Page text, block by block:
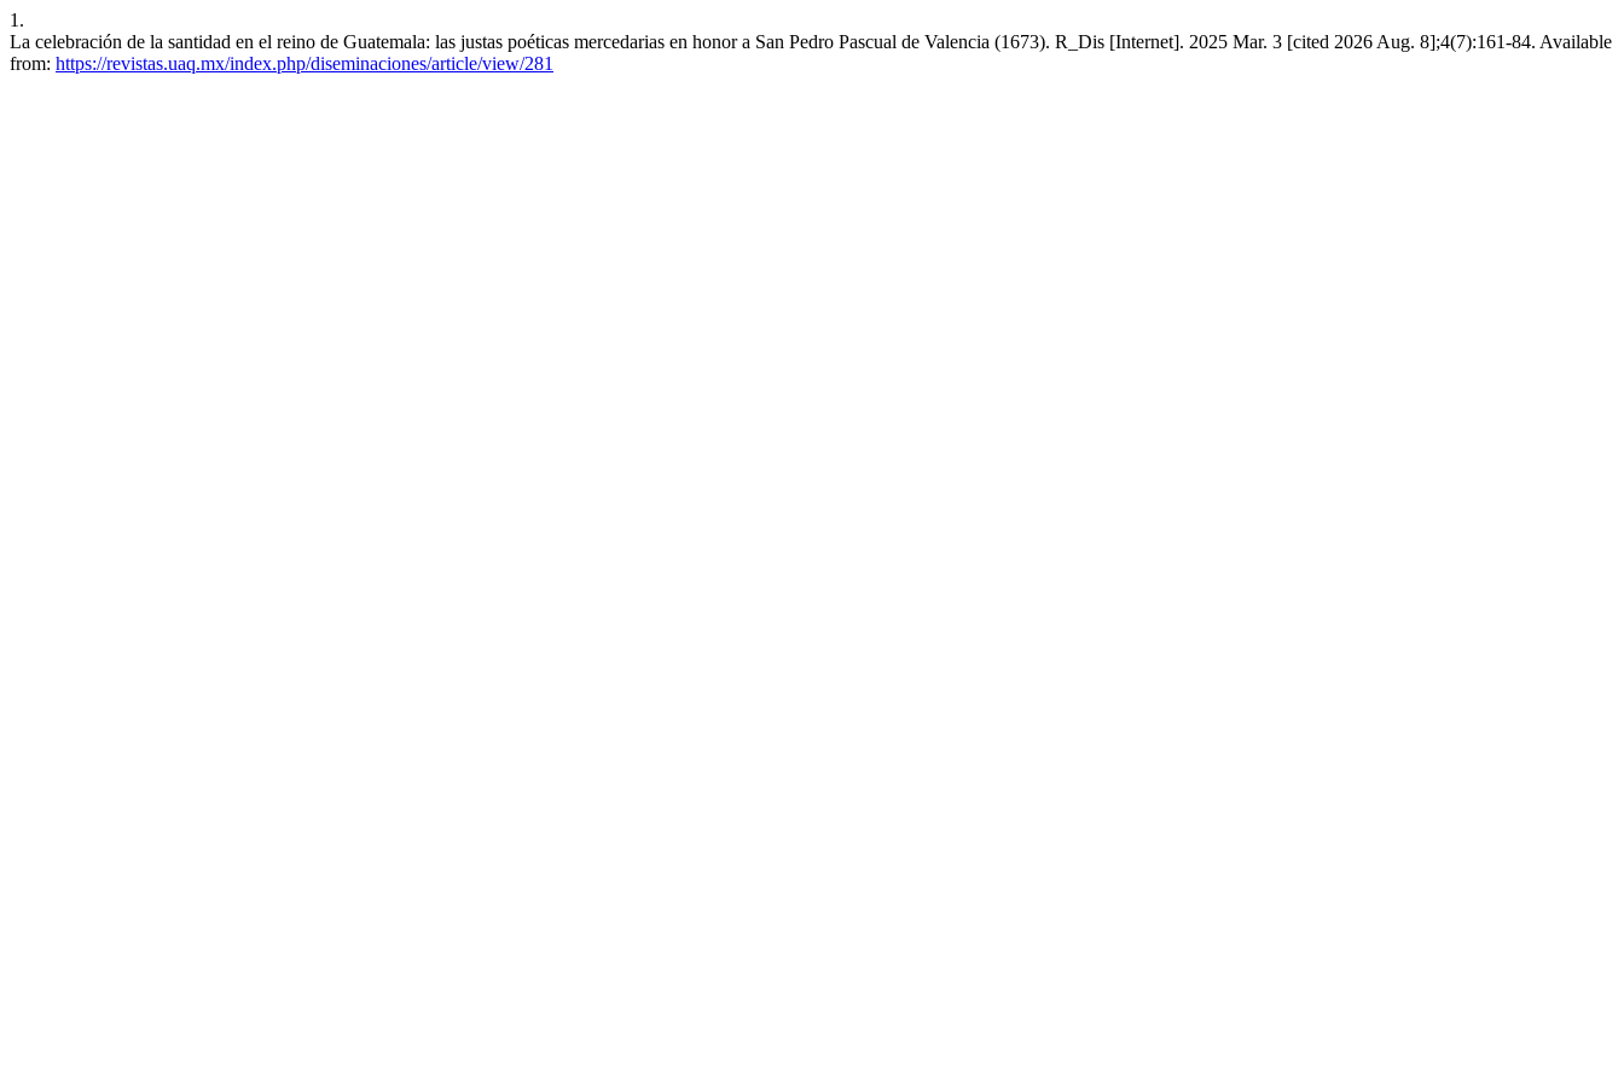
1.
La celebración de la santidad en el reino de Guatemala: las justas poéticas mercedarias en honor a San Pedro Pascual de Valencia (1673). R_Dis [Internet]. 2025 Mar. 3 [cited 2026 Aug. 8];4(7):161-84. Available
from: https://revistas.uaq.mx/index.php/diseminaciones/article/view/281